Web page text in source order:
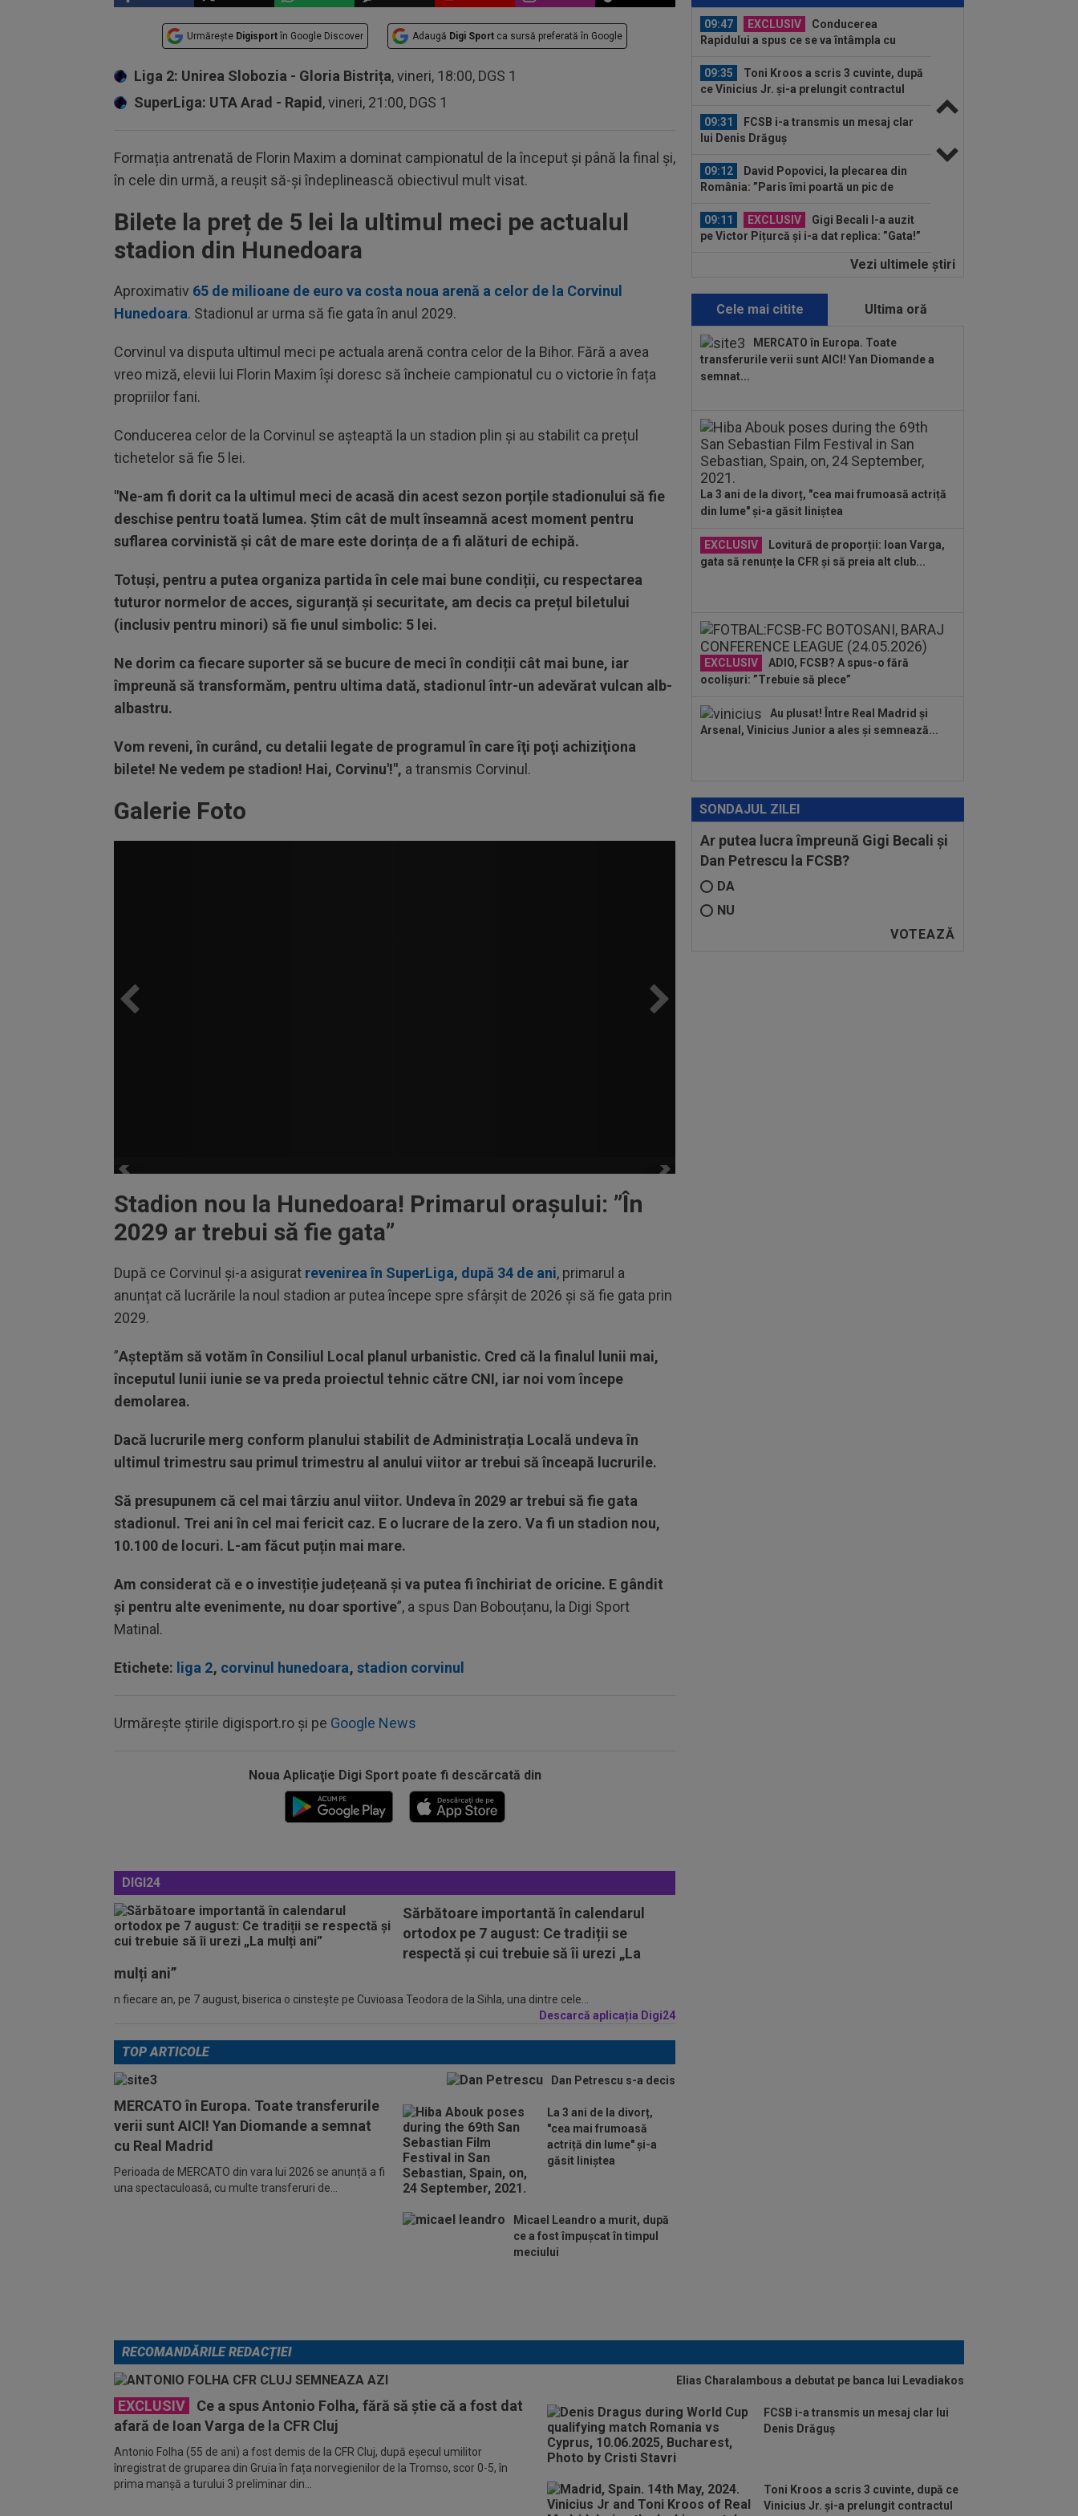
Urmărește Digisport în Google Discover Adaugă Digi Sport ca sursă preferată în Google
Liga 2: Unirea Slobozia - Gloria Bistrița, vineri, 18:00, DGS 1
SuperLiga: UTA Arad - Rapid , vineri, 21:00, DGS 1
Formația antrenată de Florin Maxim a dominat campionatul de la început și până la final și,
în cele din urmă, a reușit să-și îndeplinească obiectivul mult visat.
Bilete la preț de 5 lei la ultimul meci pe actualul
stadion din Hunedoara
Aproximativ 65 de milioane de euro va costa noua arenă a celor de la Corvinul
Hunedoara. Stadionul ar urma să fie gata în anul 2029.
Corvinul va disputa ultimul meci pe actuala arenă contra celor de la Bihor. Fără a avea
vreo miză, elevii lui Florin Maxim își doresc să încheie campionatul cu o victorie în fața
propriilor fani.
Conducerea celor de la Corvinul se așteaptă la un stadion plin și au stabilit ca prețul
tichetelor să fie 5 lei.
"Ne-am fi dorit ca la ultimul meci de acasă din acest sezon porțile stadionului să fie
deschise pentru toată lumea. Știm cât de mult înseamnă acest moment pentru
suflarea corvinistă și cât de mare este dorința de a fi alături de echipă.
Totuși, pentru a putea organiza partida în cele mai bune condiții, cu respectarea
tuturor normelor de acces, siguranță și securitate, am decis ca prețul biletului
(inclusiv pentru minori) să fie unul simbolic: 5 lei.
Ne dorim ca fiecare suporter să se bucure de meci în condiții cât mai bune, iar
împreună să transformăm, pentru ultima dată, stadionul într-un adevărat vulcan alb-
albastru.
Vom reveni, în curând, cu detalii legate de programul în care îţi poţi achiziţiona
bilete! Ne vedem pe stadion! Hai, Corvinu'!", a transmis Corvinul.
Galerie Foto
Stadion nou la Hunedoara! Primarul orașului: ”În
2029 ar trebui să fie gata”
După ce Corvinul și-a asigurat revenirea în SuperLiga, după 34 de ani, primarul a
anunțat că lucrările la noul stadion ar putea începe spre sfârșit de 2026 și să fie gata prin
2029.
”Așteptăm să votăm în Consiliul Local planul urbanistic. Cred că la finalul lunii mai,
începutul lunii iunie se va preda proiectul tehnic către CNI, iar noi vom începe
demolarea.
Dacă lucrurile merg conform planului stabilit de Administrația Locală undeva în
ultimul trimestru sau primul trimestru al anului viitor ar trebui să înceapă lucrurile.
Să presupunem că cel mai târziu anul viitor. Undeva în 2029 ar trebui să fie gata
stadionul. Trei ani în cel mai fericit caz. E o lucrare de la zero. Va fi un stadion nou,
10.100 de locuri. L-am făcut puțin mai mare.
Am considerat că e o investiție județeană și va putea fi închiriat de oricine. E gândit
și pentru alte evenimente, nu doar sportive”, a spus Dan Bobouțanu, la Digi Sport
Matinal.
Etichete: liga 2, corvinul hunedoara, stadion corvinul
Urmărește știrile digisport.ro și pe Google News
Noua Aplicaţie Digi Sport poate fi descărcată din
DIGI24
Sărbătoare importantă în calendarul
ortodox pe 7 august: Ce tradiții se
respectă și cui trebuie să îi urezi „La
mulți ani”
n fiecare an, pe 7 august, biserica o cinstește pe Cuvioasa Teodora de la Sihla, una dintre cele...
Descarcă aplicația Digi24
Jason Kodor, după ce atacantul...
09:35
Toni Kroos a scris 3 cuvinte, după
ce Vinicius Jr. și-a prelungit contractul
09:31
FCSB i-a transmis un mesaj clar
lui Denis Drăguș
09:12
David Popovici, la plecarea din
România: ”Paris îmi poartă un pic de
09:11
EXCLUSIV
Gigi Becali l-a auzit
pe Victor Pițurcă și i-a dat replica: ”Gata!”
08:58
Fără milă: 6-1 și sunt ca și
calificați în play-off
Dan Nistor a
10:12
Verdict fără dubii: cei doi jucători
de care FCSB are nevoie pentru a
”câștiga...
10:06
Elias Charalambous a debutat pe
banca lui Levadiakos
Folha, fără să știe că a fost dat afară de
Ioan Varga de la...
09:47
EXCLUSIV
Conducerea
Rapidului a spus ce se va întâmpla cu
Jason Kodor, după ce atacantul...
09:35
Toni Kroos a scris 3 cuvinte, după
cu...
Vezi ultimele ştiri
Cele mai citite Ultima oră
MERCATO în Europa. Toate
transferurile verii sunt AICI! Yan Diomande a
semnat...
La 3 ani de la divorț, "cea mai frumoasă actriță
din lume" și-a găsit liniștea
EXCLUSIV
Lovitură de proporții: Ioan Varga,
gata să renunțe la CFR și să preia alt club...
EXCLUSIV
ADIO, FCSB? A spus-o fără
ocolișuri: ”Trebuie să plece”
Au plusat! Între Real Madrid și
Arsenal, Vinicius Junior a ales și semnează...
SONDAJUL ZILEI
Ar putea lucra împreună Gigi Becali și
Dan Petrescu la FCSB?
DA
NU
TOP ARTICOLE
MERCATO în Europa. Toate transferurile
verii sunt AICI! Yan Diomande a semnat
cu Real Madrid
Perioada de MERCATO din vara lui 2026 se anunță a fi
una spectaculoasă, cu multe transferuri de...
Dan Petrescu s-a decis
La 3 ani de la divorț,
"cea mai frumoasă
actriță din lume" și-a
găsit liniștea
Micael Leandro a murit, după
ce a fost împușcat în timpul
meciului
RECOMANDĂRILE REDACȚIEI
EXCLUSIV
Ce a spus Antonio Folha, fără să știe că a fost dat
afară de Ioan Varga de la CFR Cluj
Antonio Folha (55 de ani) a fost demis de la CFR Cluj, după eșecul umilitor
înregistrat de gruparea din Gruia în fața norvegienilor de la Tromso, scor 0-5, în
prima manșă a turului 3 preliminar din...
Elias Charalambous a debutat pe banca lui Levadiakos
FCSB i-a transmis un mesaj clar lui
Denis Drăguș
Toni Kroos a scris 3 cuvinte, după ce
Vinicius Jr. și-a prelungit contractul